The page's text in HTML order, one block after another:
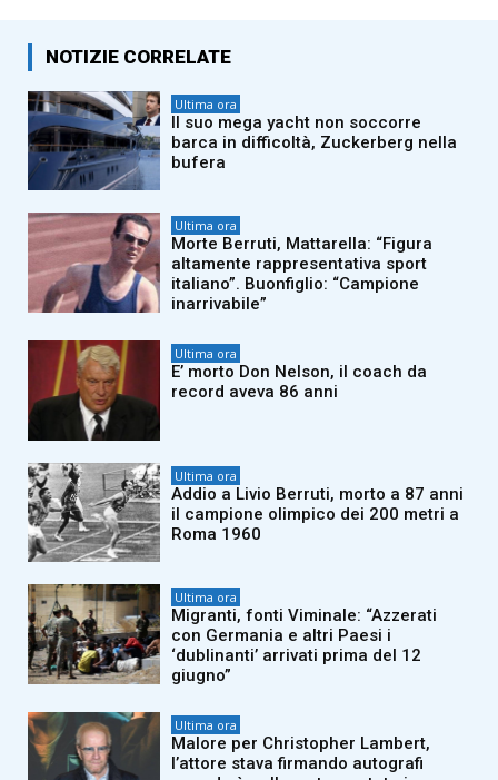
NOTIZIE CORRELATE
Ultima ora
Il suo mega yacht non soccorre
barca in difficoltà, Zuckerberg nella
bufera
Ultima ora
Morte Berruti, Mattarella: “Figura
altamente rappresentativa sport
italiano”. Buonfiglio: “Campione
inarrivabile”
Ultima ora
E’ morto Don Nelson, il coach da
record aveva 86 anni
Ultima ora
Addio a Livio Berruti, morto a 87 anni
il campione olimpico dei 200 metri a
Roma 1960
Ultima ora
Migranti, fonti Viminale: “Azzerati
con Germania e altri Paesi i
‘dublinanti’ arrivati prima del 12
giugno”
Ultima ora
Malore per Christopher Lambert,
l’attore stava firmando autografi